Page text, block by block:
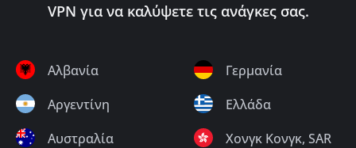
VPN για να καλύψετε τις ανάγκες σας.
Αλβανία
Αργεντίνη
Αυστραλία
Γερμανία
Ελλάδα
Χονγκ Κονγκ, SAR